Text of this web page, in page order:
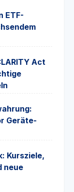
ETF-
Act
Geräte-
Kursziele,
neue